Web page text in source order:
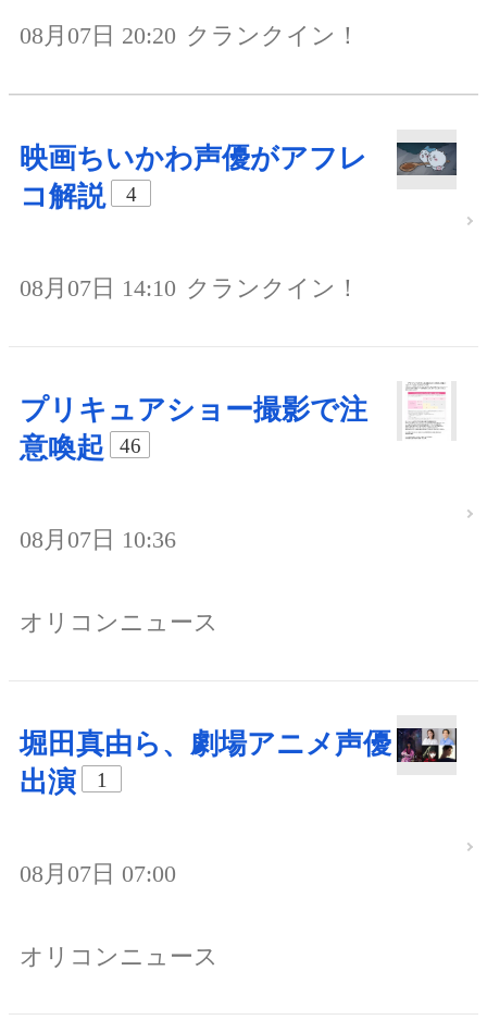
08月07日 20:20 クランクイン！
映画ちいかわ声優がアフレ
コ解説
4
08月07日 14:10 クランクイン！
プリキュアショー撮影で注
意喚起
46
08月07日 10:36
オリコンニュース
堀田真由ら、劇場アニメ声優
出演
1
08月07日 07:00
オリコンニュース